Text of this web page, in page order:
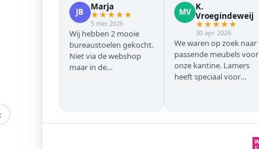
JB
Marja
★★★★★
5 mei 2026
Wij hebben 2 mooie
bureaustoelen gekocht.
Niet via de webshop
maar in de
MV
K.
Vroegindeweij
★★★★★
30 apr 2026
We waren op zoek naar
passende meubels voor
onze kantine. Lamers
heeft speciaal voor
zodat we geen beuken
met eiken door elkaar